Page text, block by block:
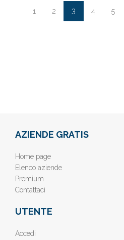
1 2 3 4 5
AZIENDE GRATIS
Home page
Elenco aziende
Premium
Contattaci
UTENTE
Accedi